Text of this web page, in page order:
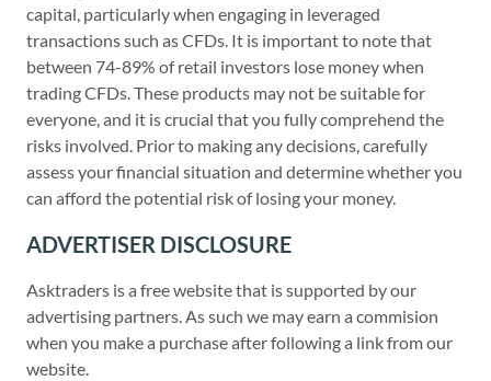
capital, particularly when engaging in leveraged
transactions such as CFDs. It is important to note that
between 74-89% of retail investors lose money when
trading CFDs. These products may not be suitable for
everyone, and it is crucial that you fully comprehend the
risks involved. Prior to making any decisions, carefully
assess your financial situation and determine whether you
can afford the potential risk of losing your money.
ADVERTISER DISCLOSURE
Asktraders is a free website that is supported by our
advertising partners. As such we may earn a commision
when you make a purchase after following a link from our
website.